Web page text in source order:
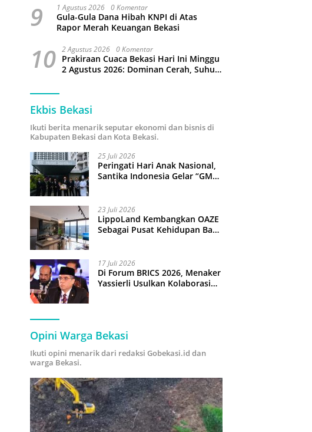
9 1 Agustus 2026 0 Komentar
Gula-Gula Dana Hibah KNPI di Atas
Rapor Merah Keuangan Bekasi
10 2 Agustus 2026 0 Komentar
Prakiraan Cuaca Bekasi Hari Ini Minggu
2 Agustus 2026: Dominan Cerah, Suhu
Ekbis Bekasi
Ikuti berita menarik seputar ekonomi dan bisnis di
Kabupaten Bekasi dan Kota Bekasi.
25 Juli 2026
Peringati Hari Anak Nasional,
Santika Indonesia Gelar “GM
23 Juli 2026
LippoLand Kembangkan OAZE
Sebagai Pusat Kehidupan Baru
17 Juli 2026
Di Forum BRICS 2026, Menaker
Yassierli Usulkan Kolaborasi
Opini Warga Bekasi
Ikuti opini menarik dari redaksi Gobekasi.id dan
warga Bekasi.